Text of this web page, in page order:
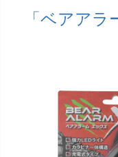
「ベアア